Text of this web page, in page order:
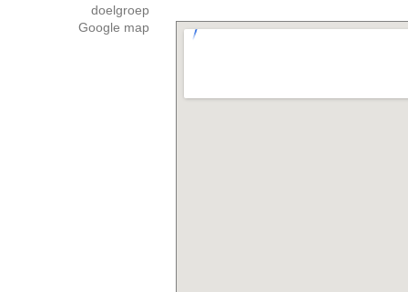
doelgroep
Google map